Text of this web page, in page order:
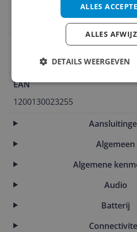
Aansluitingen
EAN
1200130023255
Algemeen
Algemene
Audio
Batterij
ALLES
ALLES
DETAILS WEERGEVEN